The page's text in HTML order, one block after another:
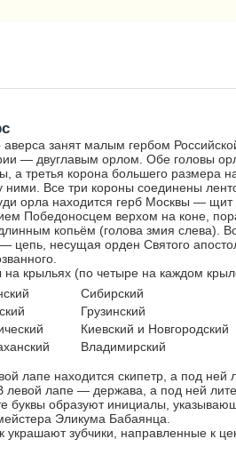
аверса занят малым гербом
— двуглавым орлом. Обе головы
а третья корона большего размера
ними. Все три короны соединены
орла находится герб Москвы — щит
Победоносцем верхом на коне,
копьём (голова змия слева).
цепь, несущая орден Святого
на крыльях (по четыре на каждом
Сибирский
Грузинский
Киевский и Новгородский
Владимирский
лапе находится скипетр, а под ней
левой лапе — держава, а под ней
буквы образуют инициалы,
Эликума Бабаянца.
украшают зубчики, направленные к